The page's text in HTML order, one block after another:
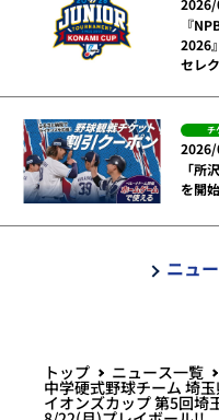
『
2026
セレ
チ
「所
を開
ニュ
トップ ニュース一覧
中学硬式野球チーム 埼
イオンズカップ 第5回埼